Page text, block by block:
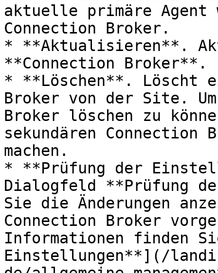
aktuelle primäre Agent
Connection Broker.
* **Aktualisieren**.
**Connection Broker**.
* **Löschen**. Löscht
Broker von der Site.
Broker löschen zu
sekundären Connection
machen.
* **Prüfung der
Dialogfeld **Prüfung
Sie die Änderungen
Connection Broker
Informationen finden
Einstellungen**](/